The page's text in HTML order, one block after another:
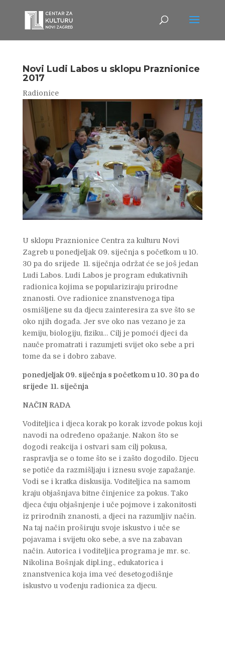
Novi Ludi Labos u sklopu Praznionice
2017
Radionice
U sklopu Praznionice Centra za kulturu Novi
Zagreb u ponedjeljak 09. siječnja s početkom u 10.
30 pa do srijede 11. siječnja održat će se još jedan
Ludi Labos. Ludi Labos je program edukativnih
radionica kojima se populariziraju prirodne
znanosti. Ove radionice znanstvenoga tipa
osmišljene su da djecu zainteresira za sve što se
oko njih događa. Jer sve oko nas vezano je za
kemiju, biologiju, fiziku… Cilj je pomoći djeci da
nauče promatrati i razumjeti svijet oko sebe a pri
tome da se i dobro zabave.
ponedjeljak 09. siječnja s početkom u 10. 30 pa do
srijede 11. siječnja
NAČIN RADA
Voditeljica i djeca korak po korak izvode pokus koji
navodi na određeno opažanje. Nakon što se
dogodi reakcija i ostvari sam cilj pokusa,
raspravlja se o tome što se i zašto dogodilo. Djecu
se potiče da razmišljaju i iznesu svoje zapažanje.
Vodi se i kratka diskusija. Voditeljica na samom
kraju objašnjava bitne činjenice za pokus. Tako
djeca čuju objašnjenje i uče pojmove i zakonitosti
iz prirodnih znanosti, a djeci na razumljiv način.
Na taj način proširuju svoje iskustvo i uče se
pojavama i svijetu oko sebe, a sve na zabavan
način. Autorica i voditeljica programa je mr. sc.
Nikolina Bošnjak dipl.ing., edukatorica i
znanstvenica koja ima već desetogodišnje
iskustvo u vođenju radionica za djecu.